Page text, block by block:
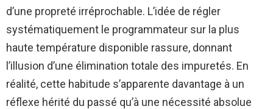
d’une propreté irréprochable. L’idée de régler
systématiquement le programmateur sur la plus
haute température disponible rassure, donnant
l’illusion d’une élimination totale des impuretés. En
réalité, cette habitude s’apparente davantage à un
réflexe hérité du passé qu’à une nécessité absolue